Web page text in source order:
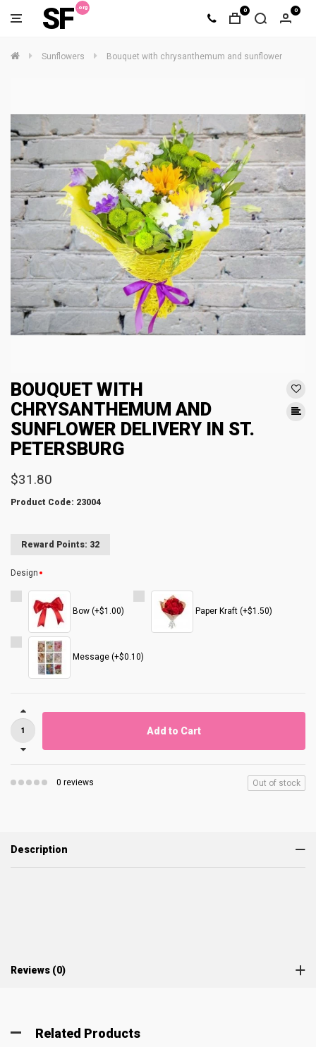
SF 0 0
Sunflowers Bouquet with chrysanthemum and sunflower
BOUQUET WITH
CHRYSANTHEMUM AND
SUNFLOWER DELIVERY IN ST.
PETERSBURG
$31.80
Product Code: 23004
Reward Points: 32
Design
Bow (+$1.00) Paper Kraft (+$1.50)
Message (+$0.10)
Add to Cart
0 reviews Out of stock
Description
Reviews (0)
Related Products